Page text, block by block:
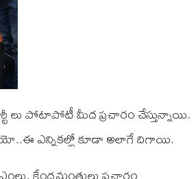
లు పోటాపోటీ మీద ప్రచారం చేస్తున్నాయి.
ఎన్నికల్లో కూడా అలాగే దిగాయి.